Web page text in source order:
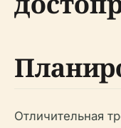
Отличительная